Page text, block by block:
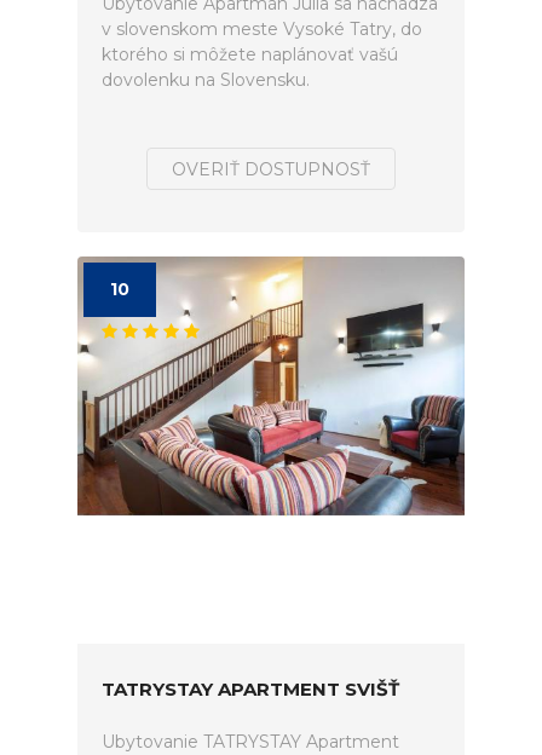
v slovenskom meste Vysoké Tatry, do
ktorého si môžete naplánovať vašú
dovolenku na Slovensku.
OVERIŤ DOSTUPNOSŤ
10
TATRYSTAY APARTMENT SVIŠŤ
Ubytovanie TATRYSTAY Apartment